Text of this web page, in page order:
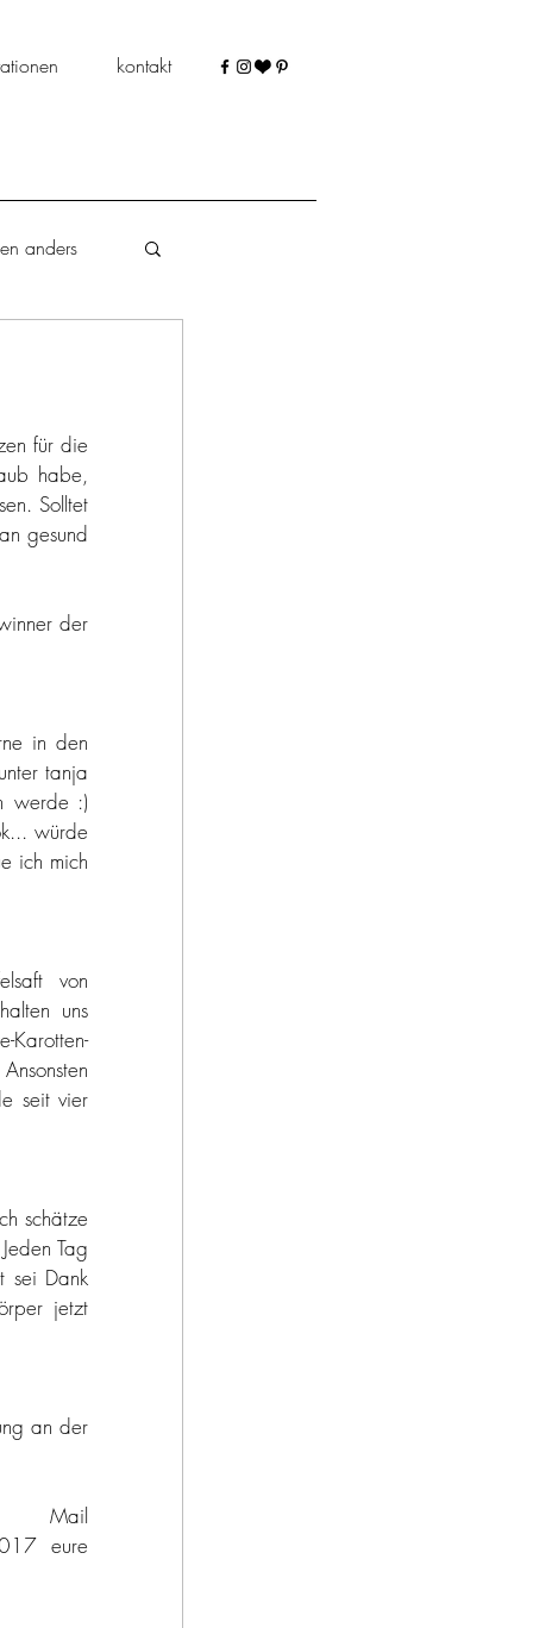
kontakt
anders
schokoladig
reisen
törtchen
für die
habe,
Solltet
gesund
der
in den
tanja
werde :)
würde
ich mich
von
uns
Karotten-
seit vier
schätze
Tag
sei Dank
jetzt
an der
Mail
eure